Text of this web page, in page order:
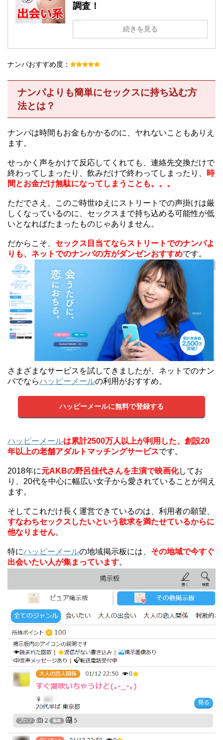
調査！
続きを見る
ナンパおすすめ度：
ナンパよりも簡単にセックスに持ち込む方
法とは？
ナンパは時間もお金もかかるのに、ヤれないこともありえ
ます。
せっかく声をかけて反応してくれても、連絡先交換だけで
終わってしまったり、飲みだけで終わってしまったり、
時
間とお金だけ無駄になってしまうことも。。。
ただでさえ、このご時世ゆえにストリートでの声掛けは厳
しくなっているのに、セックスまで持ち込める可能性が低
いとなればたまったものじゃありません。
だからこそ、 セックス目当てならストリートでのナンパよ
りも、ネットでのナンパの方がダンゼンおすすめです。
さまざまなサービスを試してきましたが、ネットでのナン
パでならハッピーメールの利用がおすすめ。
ハッピーメールに無料で登録する
ハッピーメールは累計2500万人以上が利用した、創設20
年以上の老舗アダルトマッチングサービスです。
2018年に元AKBの野呂佳代さんを主演で映画化してお
り、20代を中心に幅広い女子から愛されていることが伺え
ます。
そしてこれだけ長く運営できているのは、利用者の願望、
すなわちセックスしたいという欲求を満たせているからに
他なりません。
特にハッピーメールの地域掲示板には、 その地域で今すぐ
出会いたい人が集まっています。